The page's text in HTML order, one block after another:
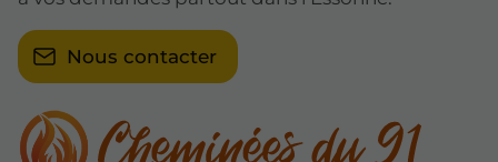
Nous contacter